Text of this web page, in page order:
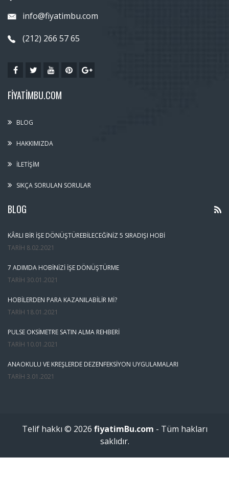
info@fiyatimbu.com
(212) 266 57 65
FIYATIMBU.COM
BLOG
HAKKIMIZDA
İLETIŞIM
SIKÇA SORULAN SORULAR
BLOG
KÂRLI BIR İŞE DÖNÜŞTÜREBILECEĞINIZ 5 SIRADIŞI HOBI
TARIH 8.02.2021
7 ADIMDA HOBINIZI İŞE DÖNÜŞTÜRME
TARIH 30.01.2021
HOBILERDEN PARA KAZANILABILIR MI?
TARIH 18.01.2021
PULSE OKSIMETRE SATIN ALMA REHBERI
TARIH 10.01.2021
ANAOKULU VE KREŞLERDE DEZENFEKSIYON UYGULAMALARI
TARIH 3.01.2021
Telif hakkı © 2026 fiyatimBu.com - Tüm hakları
saklıdır.